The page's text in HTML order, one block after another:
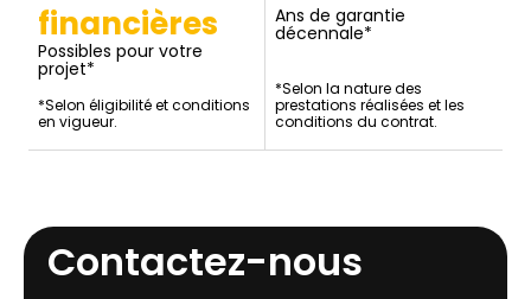
financières
Possibles pour votre
projet*
*Selon éligibilité et conditions
en vigueur.
Ans de garantie
décennale*
*Selon la nature des
prestations réalisées et les
conditions du contrat.
Contactez-nous